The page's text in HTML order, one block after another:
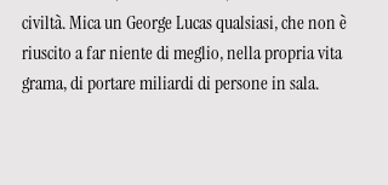
civiltà. Mica un George Lucas qualsiasi, che non è
riuscito a far niente di meglio, nella propria vita
grama, di portare miliardi di persone in sala.